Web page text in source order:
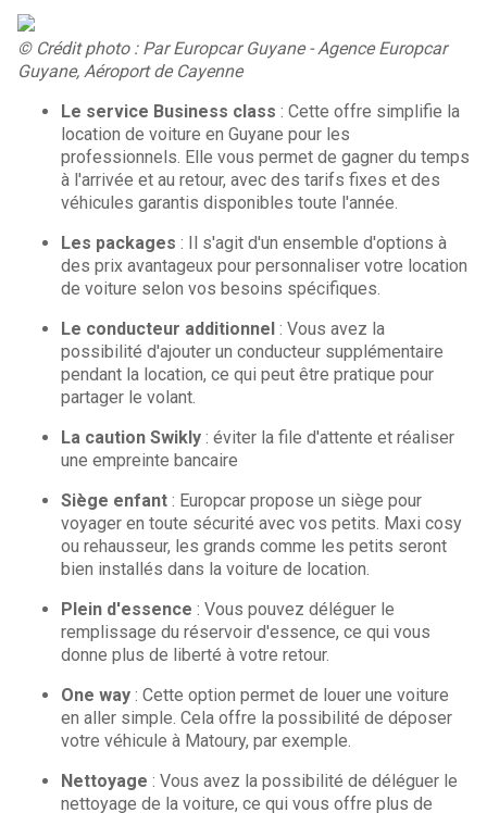
© Crédit photo : Par Europcar Guyane - Agence Europcar
Guyane, Aéroport de Cayenne
Le service Business class : Cette offre simplifie la
location de voiture en Guyane pour les
professionnels. Elle vous permet de gagner du temps
à l'arrivée et au retour, avec des tarifs fixes et des
véhicules garantis disponibles toute l'année.
Les packages : Il s'agit d'un ensemble d'options à
des prix avantageux pour personnaliser votre location
de voiture selon vos besoins spécifiques.
Le conducteur additionnel : Vous avez la
possibilité d'ajouter un conducteur supplémentaire
pendant la location, ce qui peut être pratique pour
partager le volant.
La caution Swikly : éviter la file d'attente et réaliser
une empreinte bancaire
Siège enfant : Europcar propose un siège pour
voyager en toute sécurité avec vos petits. Maxi cosy
ou rehausseur, les grands comme les petits seront
bien installés dans la voiture de location.
Plein d'essence : Vous pouvez déléguer le
remplissage du réservoir d'essence, ce qui vous
donne plus de liberté à votre retour.
One way : Cette option permet de louer une voiture
en aller simple. Cela offre la possibilité de déposer
votre véhicule à Matoury, par exemple.
Nettoyage : Vous avez la possibilité de déléguer le
nettoyage de la voiture, ce qui vous offre plus de